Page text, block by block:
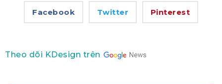
Facebook Twitter Pinterest
Theo dõi KDesign trên